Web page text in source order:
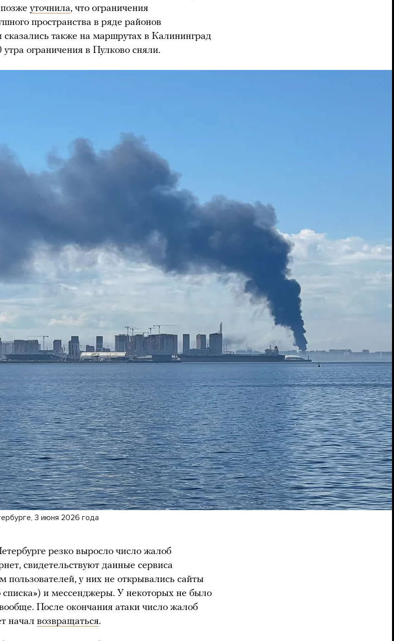
уточнила, что ограничения
пространства в ряде районов
сказались также на маршрутах в Калининград
ограничения в Пулково сняли.
3 июня 2026 года
резко выросло число жалоб
свидетельствуют данные сервиса
пользователей, у них не открывались сайты
списка») и мессенджеры. У некоторых не было
После окончания атаки число жалоб
начал возвращаться.